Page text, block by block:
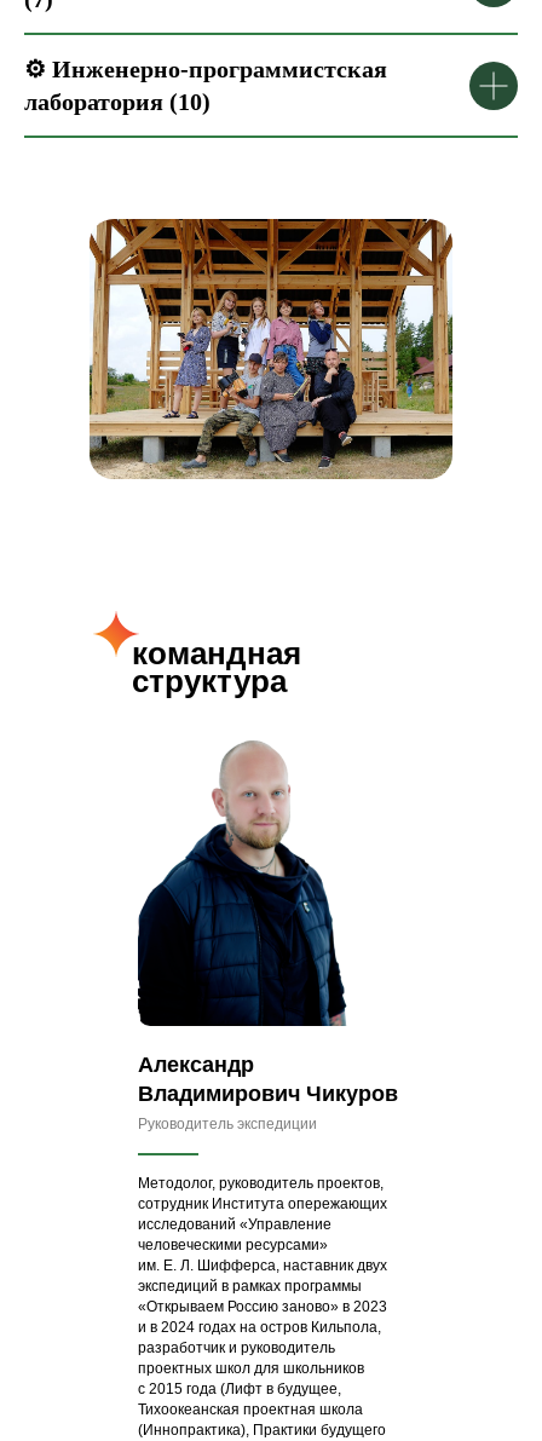
⚙️ Инженерно-программистская
лаборатория (10)
командная
структура
Александр
Владимирович Чикуров
Руководитель экспедиции
Методолог, руководитель проектов,
сотрудник Института опережающих
исследований «Управление
человеческими ресурсами»
им. Е. Л. Шифферса, наставник двух
экспедиций в рамках программы
«Открываем Россию заново» в 2023
и в 2024 годах на остров Кильпола,
разработчик и руководитель
проектных школ для школьников
с 2015 года (Лифт в будущее,
Тихоокеанская проектная школа
(Иннопрактика), Практики будущего